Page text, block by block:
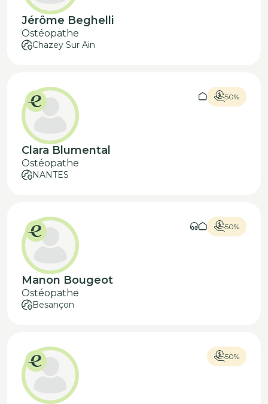
Jérôme Beghelli
Ostéopathe
Chazey Sur Ain
50%
Clara Blumental
Ostéopathe
NANTES
50%
Manon Bougeot
Ostéopathe
Besançon
50%